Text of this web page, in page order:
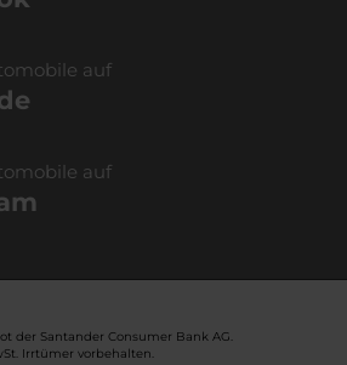
auf
auf
der Santander Consumer Bank AG.
Irrtümer vorbehalten.